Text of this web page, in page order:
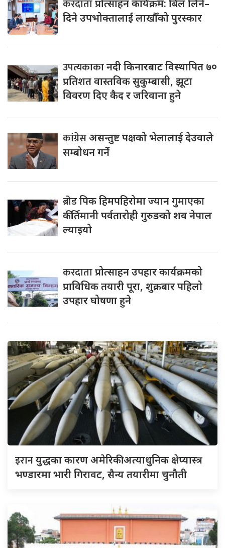
करदाताप्रोत्साहन कार्यक्रम: बिल लिने–
दिने उपभोक्तालाई लाखौँको पुरस्कार
उपत्यकाकानदी किनारबाट विस्थापित ७०
प्रतिशत वास्तविक सुकुम्बासी, झूटा
विवरण दिए कैद र जरिवाना हुने
कांग्रेसअसन्तुष्ट पक्षको भेलालाई देउवाले
सम्बोधन गर्ने
ब्रोडपिक हिमपहिरोमा ज्यान गुमाएका
कीर्तिमानी पर्वतारोही गुरुङको शव नेपाल
ल्याइयो
करदाताप्रोत्साहन उपहार कार्यक्रमको
प्राविधिक तयारी पूरा, शुक्रबार पहिलो
उपहार घोषणा हुने
इरानयुद्धका कारण अमेरिकी अत्याधुनिक क्षेप्यास्त्र
भण्डारमा भारी गिरावट, सैन्य तयारीमा चुनौती